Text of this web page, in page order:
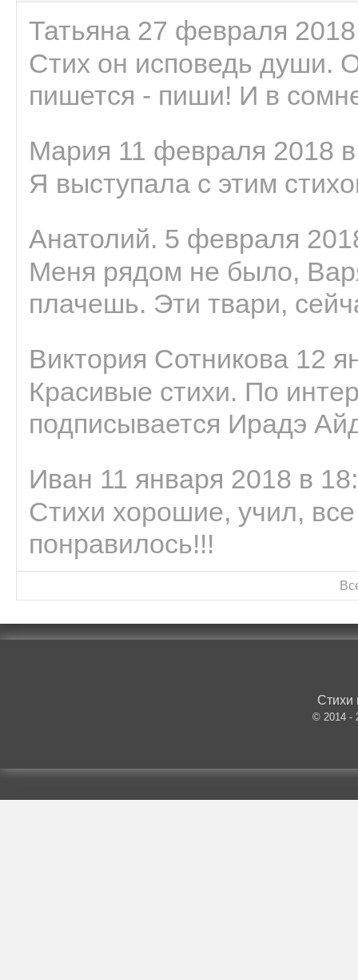
Татьяна 27 февраля
Стих он исповедь души.
пишется - пиши! И в
Мария 11 февраля 2018
Я выступала с этим
Анатолий. 5 февраля
Меня рядом не было,
плачешь. Эти твари,
Виктория Сотникова 12
Красивые стихи. По
подписывается Ирадэ
Иван 11 января 2018 в
Стихи хорошие, учил,
понравилось!!!
Стихи
© 2014 -